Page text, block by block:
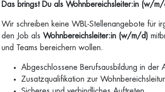
Das bringst Du als Wohnbereichsleiter:in (w/m/
Wir schreiben keine WBL-Stellenangebote für
den Job alsWohnbereichsleiter:in (w/m/d)
und Teams bereichern wollen.
Abgeschlossene Berufsausbildung in der
Zusatzqualifikation zur